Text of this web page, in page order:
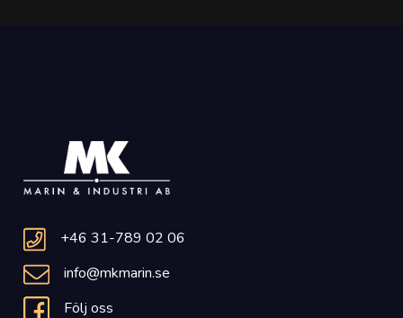
+46 31-789 02 06
info@mkmarin.se
Följ oss